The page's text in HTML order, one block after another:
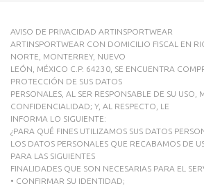
AVISO DE PRIVACIDAD ARTINSPORTWEAR
ARTINSPORTWEAR CON DOMICILIO FISCAL EN
NORTE, MONTERREY, NUEVO
LEÓN, MÉXICO C.P. 64230, SE ENCUENTRA
PROTECCIÓN DE SUS DATOS
PERSONALES, AL SER RESPONSABLE DE SU USO,
CONFIDENCIALIDAD; Y, AL RESPECTO, LE
INFORMA LO SIGUIENTE:
¿PARA QUÉ FINES UTILIZAMOS SUS DATOS
LOS DATOS PERSONALES QUE RECABAMOS DE
PARA LAS SIGUIENTES
FINALIDADES QUE SON NECESARIAS PARA EL
• CONFIRMAR SU IDENTIDAD;